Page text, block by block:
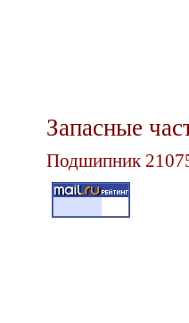
Запасные
Подшипник